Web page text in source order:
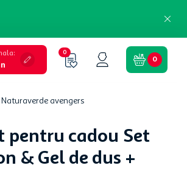
: 0
0
avengers
pentru cadou Set
& Gel de dus +